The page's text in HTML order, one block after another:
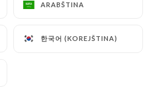
ARABŠTINA
한국어 (KOREJŠTINA)
ARABŠTINA
한국어 (KOREJŠTINA)